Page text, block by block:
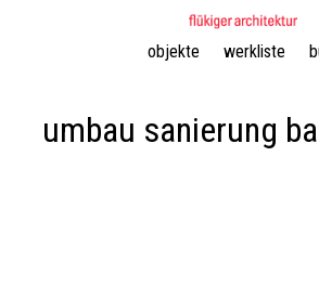
Navigation
objekte werkliste
umbau sanierung